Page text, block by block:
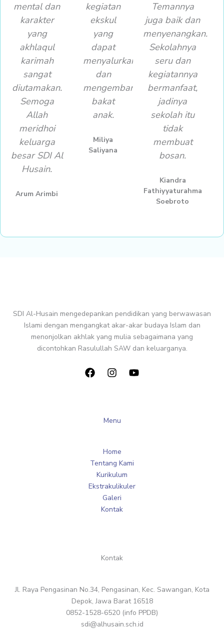
mental dan
karakter
yang
akhlaqul
karimah
sangat
diutamakan.
Semoga
Allah
meridhoi
keluarga
besar SDI Al
Husain.
Arum Arimbi
kegiatan
ekskul
yang
dapat
menyalurkan
dan
mengembangakan
bakat
anak.
Miliya
Saliyana
Temannya
juga baik dan
menyenangkan.
Sekolahnya
seru dan
kegiatannya
bermanfaat,
jadinya
sekolah itu
tidak
membuat
bosan.
Kiandra
Fathiyyaturahma
Soebroto
SDI Al-Husain mengedepankan pendidikan yang berwawasan
Islami dengan mengangkat akar-akar budaya Islam dan
menonjolkan akhlak yang mulia sebagaimana yang
dicontohkan Rasulullah SAW dan keluarganya.
Menu
Home
Tentang Kami
Kurikulum
Ekstrakulikuler
Galeri
Kontak
Kontak
Jl. Raya Pengasinan No.34, Pengasinan, Kec. Sawangan, Kota
Depok, Jawa Barat 16518
0852-1528-6520 (info PPDB)
sdi@alhusain.sch.id